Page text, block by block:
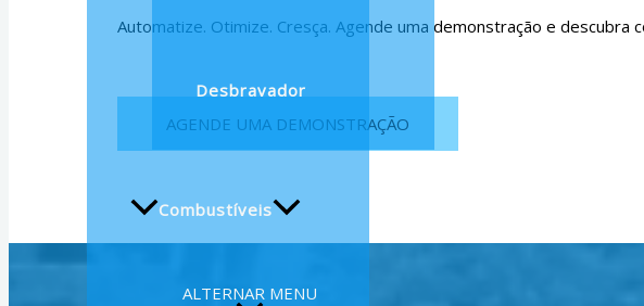
Desbravador
Combustíveis
ALTERNAR MENU
Automatize. Otimize. Cresça. Agende uma demonstração e descubra
AGENDE UMA DEMONSTRAÇÃO